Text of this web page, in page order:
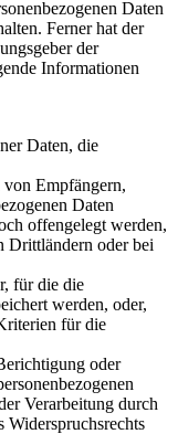
Daten
Ferner hat der
der
Informationen
Daten, die
Empfängern,
Daten
offengelegt werden,
Drittländern oder bei
für die die
werden, oder,
für die
oder
Verarbeitung durch
Widerspruchsrechts